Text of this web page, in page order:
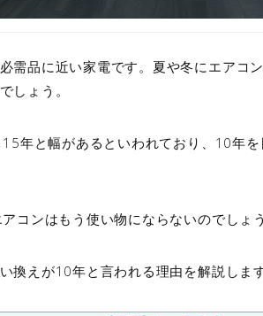
需品に近い家電です。夏や冬にエアコ
しょう。
年と幅があるといわれており、10年
コンはもう使い物にならないのでしょ
換えが10年と言われる理由を解説します